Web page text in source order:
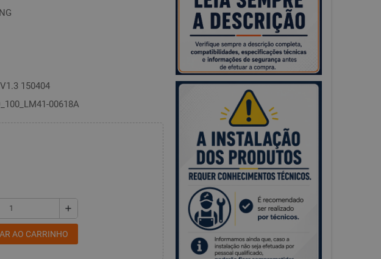
150404
00618A
add
AO CARRINHO